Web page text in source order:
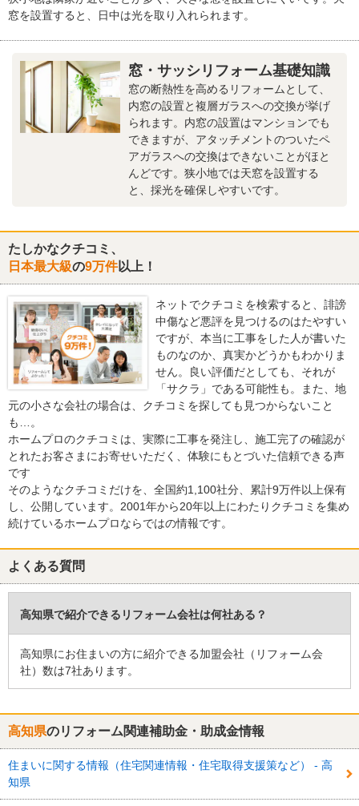
窓を設置すると、日中は光を取り入れられます。
窓・サッシリフォーム基礎知識
窓の断熱性を高めるリフォームとして、
内窓の設置と複層ガラスへの交換が挙げ
られます。内窓の設置はマンションでも
できますが、アタッチメントのついたペ
アガラスへの交換はできないことがほと
んどです。狭小地では天窓を設置する
と、採光を確保しやすいです。
たしかなクチコミ、
日本最大級の9万件以上！
ネットでクチコミを検索すると、誹謗
中傷など悪評を見つけるのはたやすい
ですが、本当に工事をした人が書いた
ものなのか、真実かどうかもわかりま
せん。良い評価だとしても、それが
「サクラ」である可能性も。また、地
元の小さな会社の場合は、クチコミを探しても見つからないこと
も…。
ホームプロのクチコミは、実際に工事を発注し、施工完了の確認が
とれたお客さまにお寄せいただく、体験にもとづいた信頼できる声
です
そのようなクチコミだけを、全国約1,100社分、累計9万件以上保有
し、公開しています。2001年から20年以上にわたりクチコミを集め
続けているホームプロならではの情報です。
よくある質問
高知県で紹介できるリフォーム会社は何社ある？
高知県にお住まいの方に紹介できる加盟会社（リフォーム会
社）数は7社あります。
高知県のリフォーム関連補助金・助成金情報
住まいに関する情報（住宅関連情報・住宅取得支援策など） - 高
知県